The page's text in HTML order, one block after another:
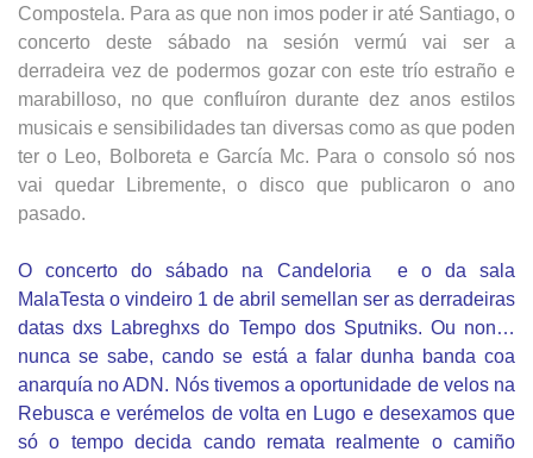
Compostela. Para as que non imos poder ir até Santiago, o
concerto deste sábado na sesión vermú vai ser a
derradeira vez de podermos gozar con este trío estraño e
marabilloso, no que confluíron durante dez anos estilos
musicais e sensibilidades tan diversas como as que poden
ter o Leo, Bolboreta e García Mc. Para o consolo só nos
vai quedar Libremente, o disco que publicaron o ano
pasado.
O concerto do sábado na Candeloria e o da sala
MalaTesta o vindeiro 1 de abril semellan ser as derradeiras
datas dxs Labreghxs do Tempo dos Sputniks. Ou non…
nunca se sabe, cando se está a falar dunha banda coa
anarquía no ADN. Nós tivemos a oportunidade de velos na
Rebusca e verémelos de volta en Lugo e desexamos que
só o tempo decida cando remata realmente o camiño